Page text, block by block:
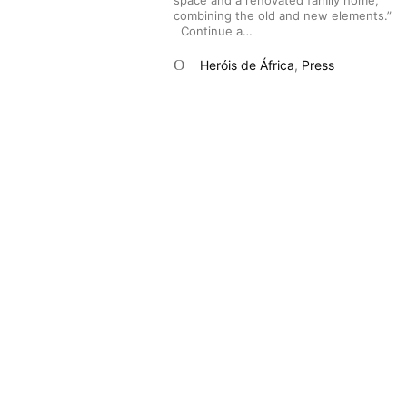
combining the old and new elements.”
Continue a…
Heróis de África, Press